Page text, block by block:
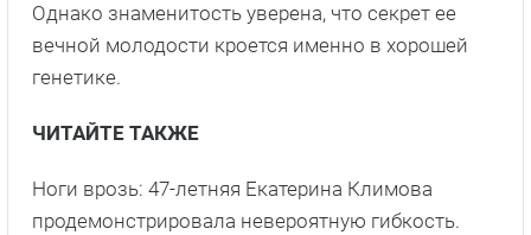
Однако знаменитость уверена, что секрет ее
вечной молодости кроется именно в хорошей
генетике.
ЧИТАЙТЕ ТАКЖЕ
Ноги врозь: 47-летняя Екатерина Климова
продемонстрировала невероятную гибкость.